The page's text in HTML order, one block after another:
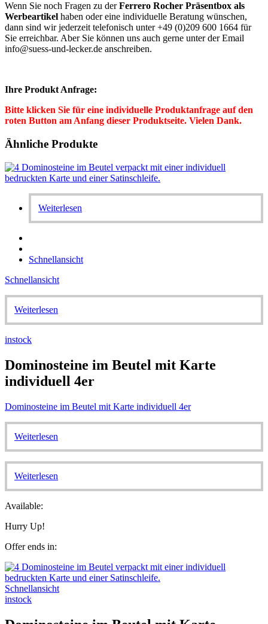
Wenn Sie noch Fragen zu derFerrero Rocher Präsentbox als
Werbeartikel haben oder eine individuelle Beratung wünschen,
dann sind wir jederzeit telefonisch unter +49 (0)209 600 1664 für
Sie erreichbar. Aber Sie können uns auch gerne unter der Email
info@suess-und-lecker.de anschreiben.
Ihre Produkt Anfrage:
Bitte klicken Sie für eine individuelle Produktanfrage auf den
roten Button am Anfang dieser Produktseite. Vielen Dank.
Ähnliche Produkte
Weiterlesen
Schnellansicht
Schnellansicht
Weiterlesen
instock
Dominosteine im Beutel mit Karte
individuell 4er
Dominosteine im Beutel mit Karte individuell 4er
Weiterlesen
Weiterlesen
Available:
Hurry Up!
Offer ends in:
Schnellansicht
instock